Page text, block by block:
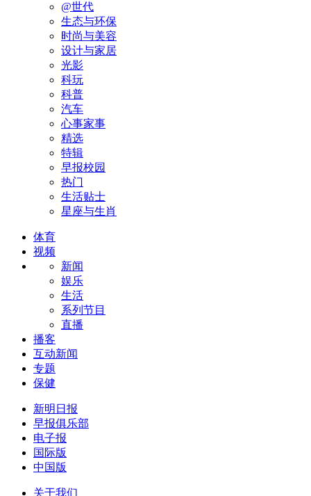
@世代
生态与环保
时尚与美容
设计与家居
光影
科玩
科普
汽车
心事家事
精选
特辑
早报校园
热门
生活贴士
星座与生肖
体育
视频
新闻
娱乐
生活
系列节目
直播
播客
互动新闻
专题
保健
新明日报
早报俱乐部
电子报
国际版
中国版
关于我们